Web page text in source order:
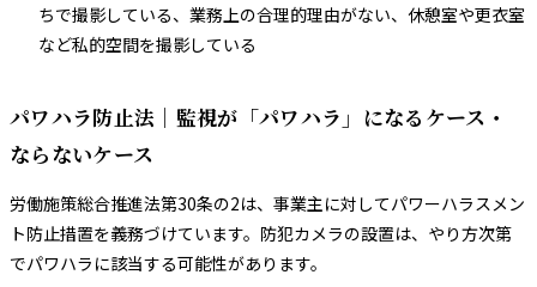
ちで撮影している、業務上の合理的理由がない、休憩室や更衣室
など私的空間を撮影している
パワハラ防止法｜監視が「パワハラ」になるケース・
ならないケース
労働施策総合推進法第30条の2は、事業主に対してパワーハラスメン
ト防止措置を義務づけています。防犯カメラの設置は、やり方次第
でパワハラに該当する可能性があります。